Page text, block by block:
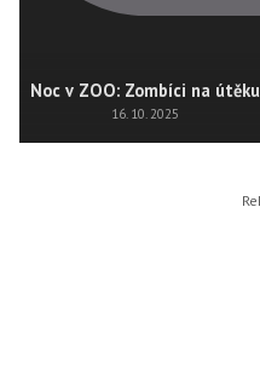
Noc v ZOO: Zombíci na útěku
16. 10. 2025